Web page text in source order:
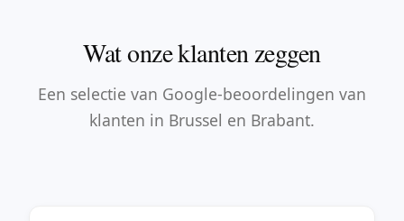
Wat onze klanten zeggen
Een selectie van Google-beoordelingen van
klanten in Brussel en Brabant.